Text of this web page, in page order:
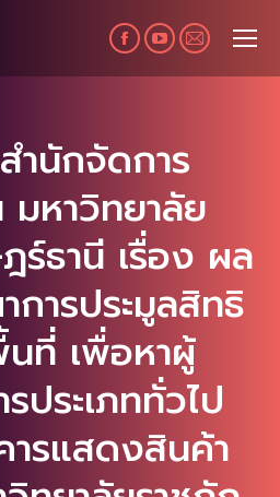
Facebook
page
new
window
YouTube
page
new
window
Mail
page
window
ำนักจัดการ
หาวิทยาลัย
ร์ธานี เรื่อง ผล
ารประมูลสิทธิ
นที่ เพื่อหาผู้
ประเภททั่วไป
ารแสดงสินค้า